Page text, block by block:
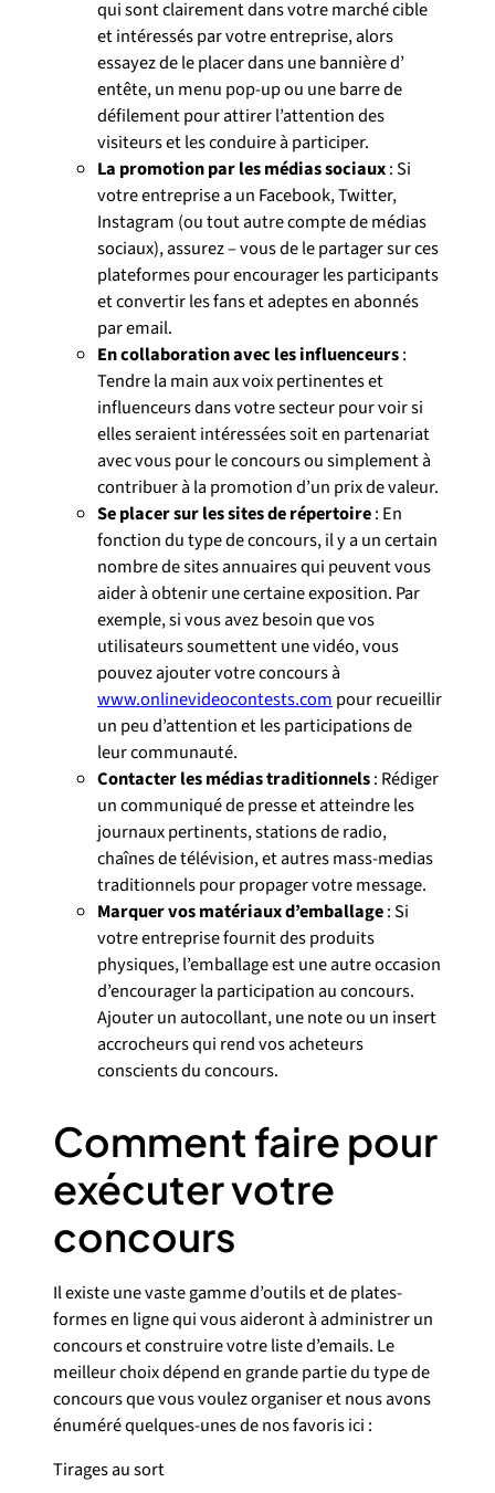
qui sont clairement dans votre marché cible
et intéressés par votre entreprise, alors
essayez de le placer dans une bannière d’
entête, un menu pop-up ou une barre de
défilement pour attirer l’attention des
visiteurs et les conduire à participer.
La promotion par les médias sociaux: Si
votre entreprise a un Facebook, Twitter,
Instagram (ou tout autre compte de médias
sociaux), assurez – vous de le partager sur ces
plateformes pour encourager les participants
et convertir les fans et adeptes en abonnés
par email.
En collaboration avec les influenceurs:
Tendre la main aux voix pertinentes et
influenceurs dans votre secteur pour voir si
elles seraient intéressées soit en partenariat
avec vous pour le concours ou simplement à
contribuer à la promotion d’un prix de valeur.
Se placer sur les sites de répertoire: En
fonction du type de concours, il y a un certain
nombre de sites annuaires qui peuvent vous
aider à obtenir une certaine exposition. Par
exemple, si vous avez besoin que vos
utilisateurs soumettent une vidéo, vous
pouvez ajouter votre concours à
www.onlinevideocontests.com pour recueillir
un peu d’attention et les participations de
leur communauté.
Contacter les médias traditionnels: Rédiger
un communiqué de presse et atteindre les
journaux pertinents, stations de radio,
chaînes de télévision, et autres mass-medias
traditionnels pour propager votre message.
Marquer vos matériaux d’emballage: Si
votre entreprise fournit des produits
physiques, l’emballage est une autre occasion
d’encourager la participation au concours.
Ajouter un autocollant, une note ou un insert
accrocheurs qui rend vos acheteurs
conscients du concours.
Comment faire pour
exécuter votre
concours
Il existe une vaste gamme d’outils et de plates-
formes en ligne qui vous aideront à administrer un
concours et construire votre liste d’emails. Le
meilleur choix dépend en grande partie du type de
concours que vous voulez organiser et nous avons
énuméré quelques-unes de nos favoris ici :
Tirages au sort